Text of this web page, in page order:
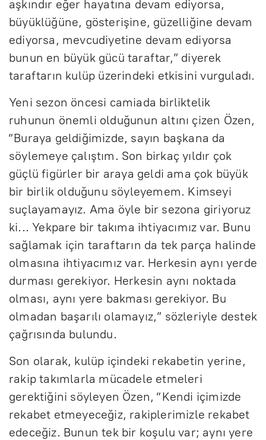
aşkındır eğer hayatına devam ediyorsa,
büyüklüğüne, gösterişine, güzelliğine devam
ediyorsa, mevcudiyetine devam ediyorsa
bunun en büyük gücü taraftar,” diyerek
taraftarın kulüp üzerindeki etkisini vurguladı.
Yeni sezon öncesi camiada birliktelik
ruhunun önemli olduğunun altını çizen Özen,
“Buraya geldiğimizde, sayın başkana da
söylemeye çalıştım. Son birkaç yıldır çok
güçlü figürler bir araya geldi ama çok büyük
bir birlik olduğunu söyleyemem. Kimseyi
suçlayamayız. Ama öyle bir sezona giriyoruz
ki... Yekpare bir takıma ihtiyacımız var. Bunu
sağlamak için taraftarın da tek parça halinde
olmasına ihtiyacımız var. Herkesin aynı yerde
durması gerekiyor. Herkesin aynı noktada
olması, aynı yere bakması gerekiyor. Bu
olmadan başarılı olamayız,” sözleriyle destek
çağrısında bulundu.
Son olarak, kulüp içindeki rekabetin yerine,
rakip takımlarla mücadele etmeleri
gerektiğini söyleyen Özen, “Kendi içimizde
rekabet etmeyeceğiz, rakiplerimizle rekabet
edeceğiz. Bunun tek bir koşulu var; aynı yere